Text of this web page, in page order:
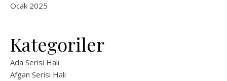
Ocak 2025
Kategoriler
Ada Serisi Halı
Afgan Serisi Halı